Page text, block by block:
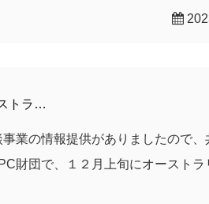
トラ…
業の情報提供がありましたので
財団で、１２月上旬にオーストラ